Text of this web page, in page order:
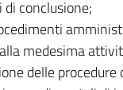
conclusione;
medesima
delle